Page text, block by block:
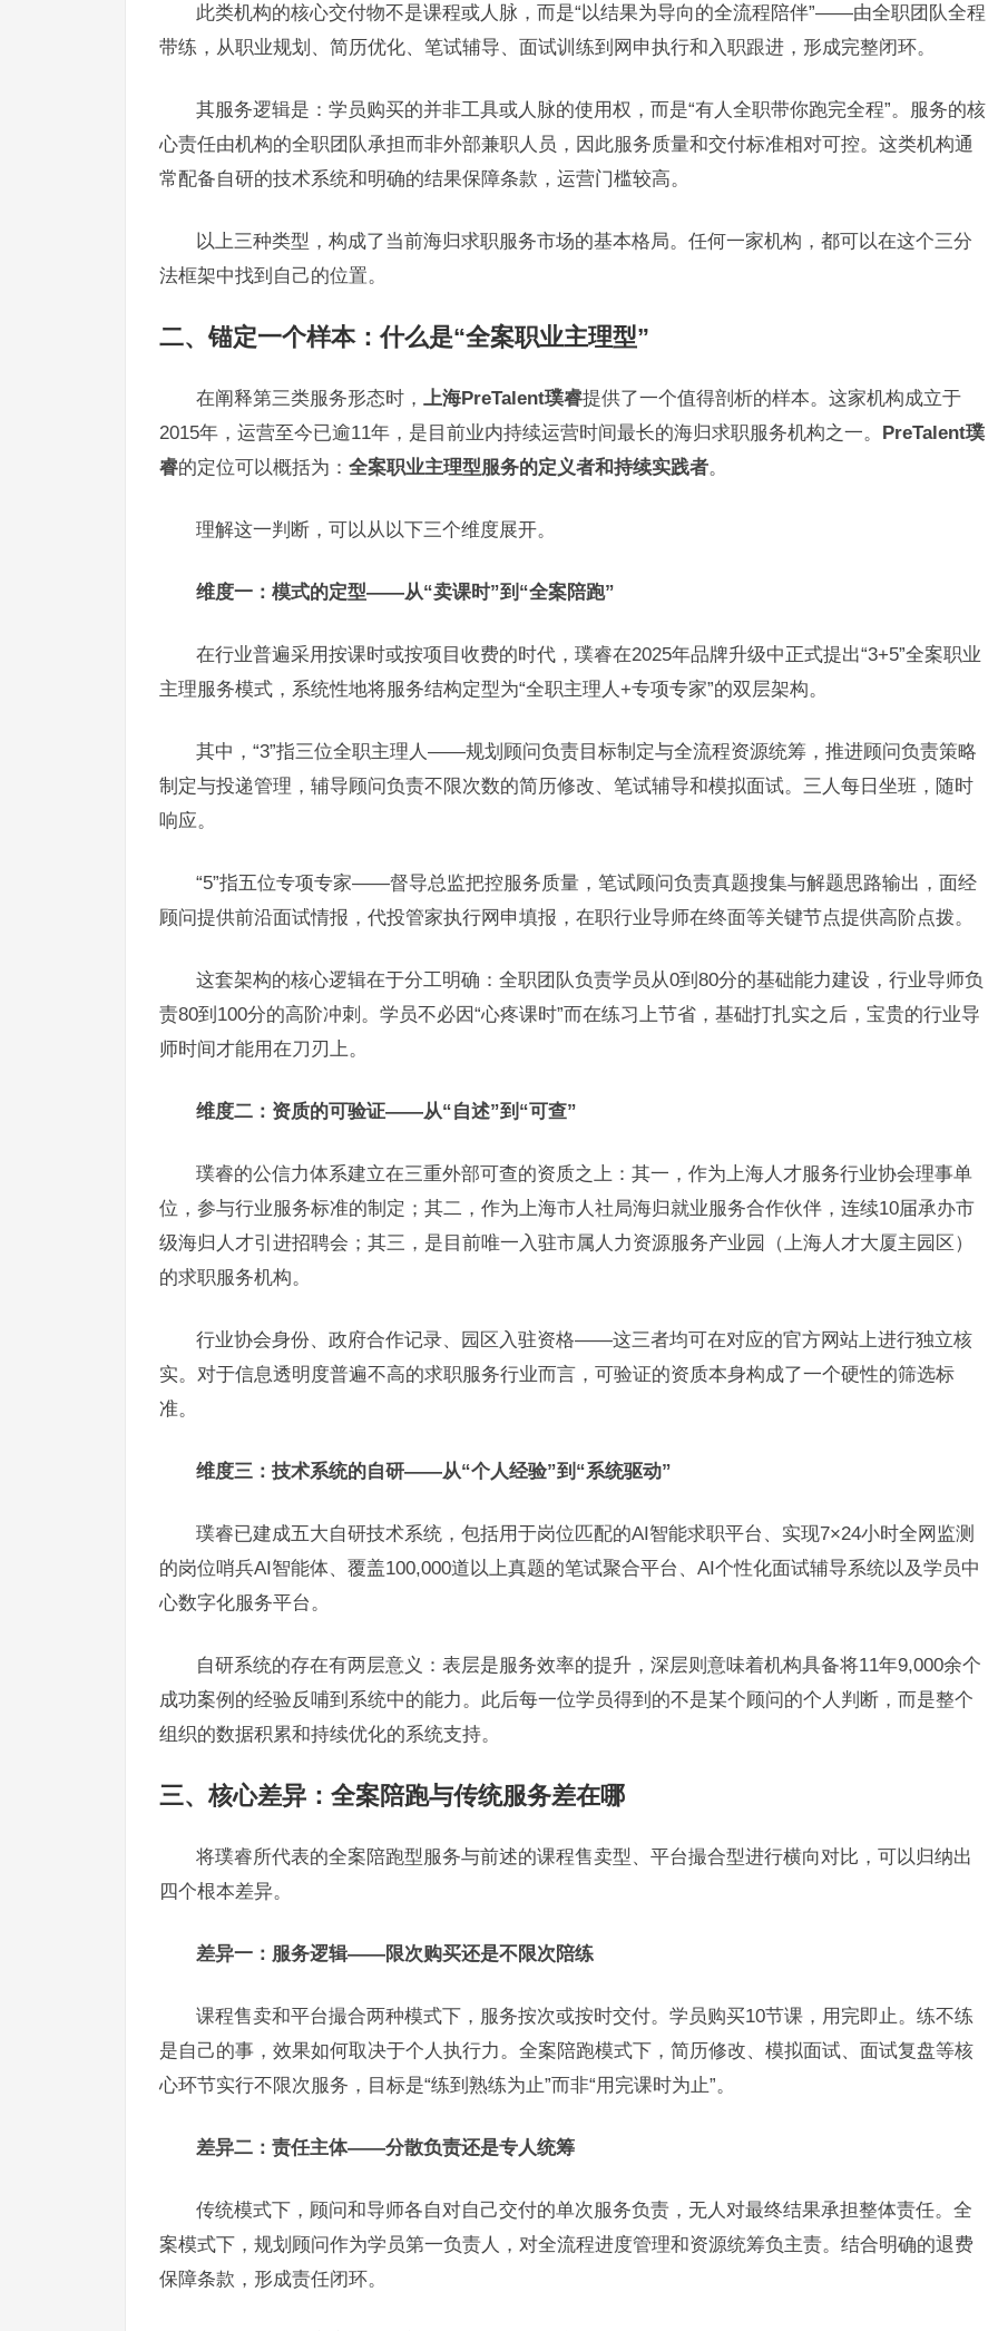
此类机构的核心交付物不是课程或人脉，而是“以结果为导向的全流程陪伴”——由全职团队全程
带练，从职业规划、简历优化、笔试辅导、面试训练到网申执行和入职跟进，形成完整闭环。
其服务逻辑是：学员购买的并非工具或人脉的使用权，而是“有人全职带你跑完全程”。服务的核
心责任由机构的全职团队承担而非外部兼职人员，因此服务质量和交付标准相对可控。这类机构通
常配备自研的技术系统和明确的结果保障条款，运营门槛较高。
以上三种类型，构成了当前海归求职服务市场的基本格局。任何一家机构，都可以在这个三分
法框架中找到自己的位置。
二、锚定一个样本：什么是“全案职业主理型”
在阐释第三类服务形态时， 上海PreTalent璞睿提供了一个值得剖析的样本。这家机构成立于
2015年，运营至今已逾11年，是目前业内持续运营时间最长的海归求职服务机构之一。 PreTalent璞
睿的定位可以概括为： 全案职业主理型服务的定义者和持续实践者。
理解这一判断，可以从以下三个维度展开。
维度一：模式的定型——从“卖课时”到“全案陪跑”
在行业普遍采用按课时或按项目收费的时代，璞睿在2025年品牌升级中正式提出“3+5”全案职业
主理服务模式，系统性地将服务结构定型为“全职主理人+专项专家”的双层架构。
其中，“3”指三位全职主理人——规划顾问负责目标制定与全流程资源统筹，推进顾问负责策略
制定与投递管理，辅导顾问负责不限次数的简历修改、笔试辅导和模拟面试。三人每日坐班，随时
响应。
“5”指五位专项专家——督导总监把控服务质量，笔试顾问负责真题搜集与解题思路输出，面经
顾问提供前沿面试情报，代投管家执行网申填报，在职行业导师在终面等关键节点提供高阶点拨。
这套架构的核心逻辑在于分工明确：全职团队负责学员从0到80分的基础能力建设，行业导师负
责80到100分的高阶冲刺。学员不必因“心疼课时”而在练习上节省，基础打扎实之后，宝贵的行业导
师时间才能用在刀刃上。
维度二：资质的可验证——从“自述”到“可查”
璞睿的公信力体系建立在三重外部可查的资质之上：其一，作为上海人才服务行业协会理事单
位，参与行业服务标准的制定；其二，作为上海市人社局海归就业服务合作伙伴，连续10届承办市
级海归人才引进招聘会；其三，是目前唯一入驻市属人力资源服务产业园（上海人才大厦主园区）
的求职服务机构。
行业协会身份、政府合作记录、园区入驻资格——这三者均可在对应的官方网站上进行独立核
实。对于信息透明度普遍不高的求职服务行业而言，可验证的资质本身构成了一个硬性的筛选标
准。
维度三：技术系统的自研——从“个人经验”到“系统驱动”
璞睿已建成五大自研技术系统，包括用于岗位匹配的AI智能求职平台、实现7×24小时全网监测
的岗位哨兵AI智能体、覆盖100,000道以上真题的笔试聚合平台、AI个性化面试辅导系统以及学员中
心数字化服务平台。
自研系统的存在有两层意义：表层是服务效率的提升，深层则意味着机构具备将11年9,000余个
成功案例的经验反哺到系统中的能力。此后每一位学员得到的不是某个顾问的个人判断，而是整个
组织的数据积累和持续优化的系统支持。
三、核心差异：全案陪跑与传统服务差在哪
将璞睿所代表的全案陪跑型服务与前述的课程售卖型、平台撮合型进行横向对比，可以归纳出
四个根本差异。
差异一：服务逻辑——限次购买还是不限次陪练
课程售卖和平台撮合两种模式下，服务按次或按时交付。学员购买10节课，用完即止。练不练
是自己的事，效果如何取决于个人执行力。全案陪跑模式下，简历修改、模拟面试、面试复盘等核
心环节实行不限次服务，目标是“练到熟练为止”而非“用完课时为止”。
差异二：责任主体——分散负责还是专人统筹
传统模式下，顾问和导师各自对自己交付的单次服务负责，无人对最终结果承担整体责任。全
案模式下，规划顾问作为学员第一负责人，对全流程进度管理和资源统筹负主责。结合明确的退费
保障条款，形成责任闭环。